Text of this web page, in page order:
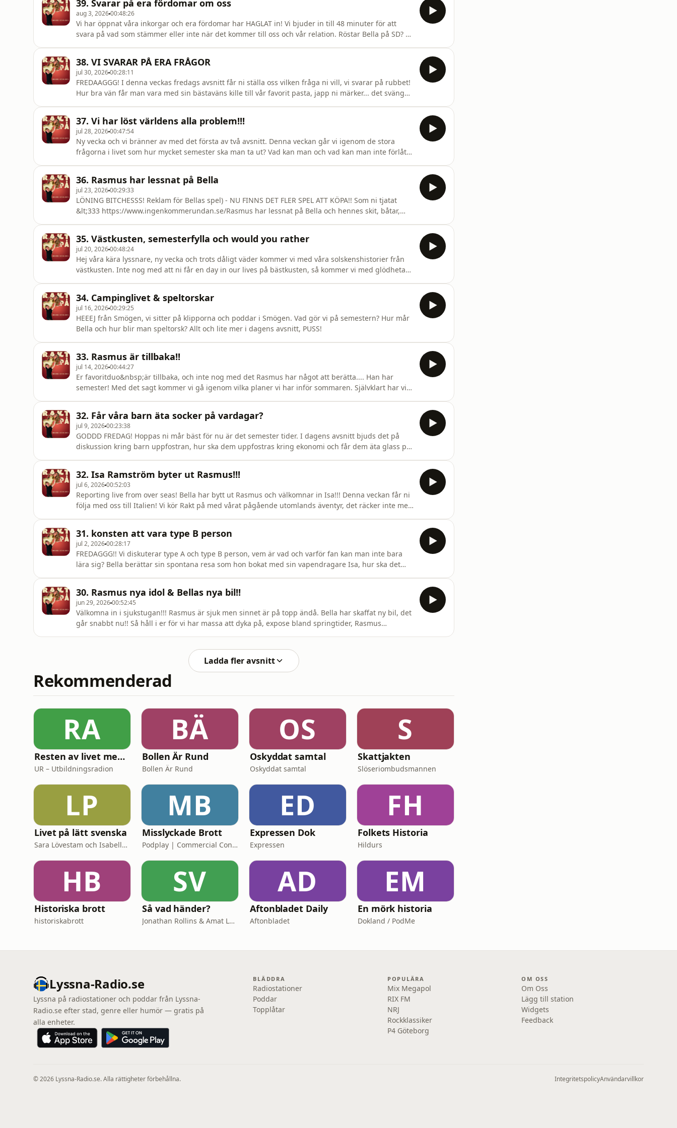
39. Svarar på era fördomar om oss
aug 3, 202600:48:26
Vi har öppnat våra inkorgar och era fördomar har HAGLAT in! Vi bjuder in till 48 minuter för att
svara på vad som stämmer eller inte när det kommer till oss och vår relation. Röstar Bella på SD? Är
ofta bråkar vi? Vill ni veta mer ja på med lurarna eller höj volymen så hörs vi på friyay! Klipp oc
38. VI SVARAR PÅ ERA FRÅGOR
jul 30, 202600:28:11
FREDAAGGG! I denna veckas fredags avsnitt får ni ställa oss vilken fråga ni vill, vi svarar på rubbet!
Hur bra vän får man vara med sin bästaväns kille till vår favorit pasta, japp ni märker... det svänger
37. Vi har löst världens alla problem!!!
jul 28, 202600:47:54
Ny vecka och vi bränner av med det första av två avsnitt. Denna veckan går vi igenom de stora
frågorna i livet som hur mycket semester ska man ta ut? Vad kan man och vad kan man inte förlåta?
fredag!
36. Rasmus har lessnat på Bella
jul 23, 202600:29:33
LÖNING BITCHESSS! Reklam för Bellas spel) - NU FINNS DET FLER SPEL ATT KÖPA!! Som ni tjatat
&lt;333 https://www.ingenkommerundan.se/Rasmus har lessnat på Bella och hennes skit, båtar,
35. Västkusten, semesterfylla och would you rather
jul 20, 202600:48:24
Hej våra kära lyssnare, ny vecka och trots dåligt väder kommer vi med våra solskenshistorier från
västkusten. Inte nog med att ni får en day in our lives på bästkusten, så kommer vi med glödheta
34. Campinglivet & speltorskar
jul 16, 202600:29:25
HEEEJ från Smögen, vi sitter på klipporna och poddar i Smögen. Vad gör vi på semestern? Hur mår
Bella och hur blir man speltorsk? Allt och lite mer i dagens avsnitt, PUSS!
33. Rasmus är tillbaka!!
jul 14, 202600:44:27
Er favoritduo&nbsp;är tillbaka, och inte nog med det Rasmus har något att berätta.... Han har
semester! Med det sagt kommer vi gå igenom vilka planer vi har inför sommaren. Självklart har vi
32. Får våra barn äta socker på vardagar?
jul 9, 202600:23:38
GODDD FREDAG! Hoppas ni mår bäst för nu är det semester tider. I dagens avsnitt bjuds det på
diskussion kring barn uppfostran, hur ska dem uppfostras kring ekonomi och får dem äta glass på
32. Isa Ramström byter ut Rasmus!!!
jul 6, 202600:52:03
Reporting live from over seas! Bella har bytt ut Rasmus och välkomnar in Isa!!! Denna veckan får ni
följa med oss till Italien! Vi kör Rakt på med vårat pågående utomlands äventyr, det räcker inte med
31. konsten att vara type B person
jul 2, 202600:28:17
FREDAGGG!! Vi diskuterar type A och type B person, vem är vad och varför fan kan man inte bara
lära sig? Bella berättar sin spontana resa som hon bokat med sin vapendragare Isa, hur ska det
30. Rasmus nya idol & Bellas nya bil!!
jun 29, 202600:52:45
Välkomna in i sjukstugan!!! Rasmus är sjuk men sinnet är på topp ändå. Bella har skaffat ny bil, det
går snabbt nu!! Så håll i er för vi har massa att dyka på, expose bland springtider, Rasmus
Ladda fler avsnitt
Rekommenderad
RA
Resten av livet med Mark Levengood
UR – Utbildningsradion
BÄ
Bollen Är Rund
Bollen Är Rund
OS
Oskyddat samtal
Oskyddat samtal
S
Skattjakten
Slöseriombudsmannen
LP
Livet på lätt svenska
Sara Lövestam och Isabelle Stromberg
MB
Misslyckade Brott
Podplay | Commercial Content
ED
Expressen Dok
Expressen
FH
Folkets Historia
Hildurs
HB
Historiska brott
historiskabrott
SV
Så vad händer?
Jonathan Rollins & Amat Levin
AD
Aftonbladet Daily
Aftonbladet
EM
En mörk historia
Dokland / PodMe
Lyssna-Radio.se
Lyssna på radiostationer och poddar från Lyssna-
Radio.se efter stad, genre eller humör — gratis på
alla enheter.
BLÄDDRA
Radiostationer
Poddar
Topplåtar
POPULÄRA
Mix Megapol
RIX FM
NRJ
Rockklassiker
P4 Göteborg
OM OSS
Om Oss
Lägg till station
Widgets
Feedback
© 2026 Lyssna-Radio.se. Alla rättigheter förbehållna. IntegritetspolicyAnvändarvillkor